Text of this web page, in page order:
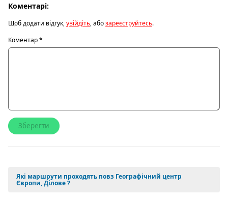
Коментарі:
Щоб додати відгук,увійдіть, абозареєструйтесь.
Коментар*
Які маршрути проходять повз Географічний центр
Європи, Ділове ?